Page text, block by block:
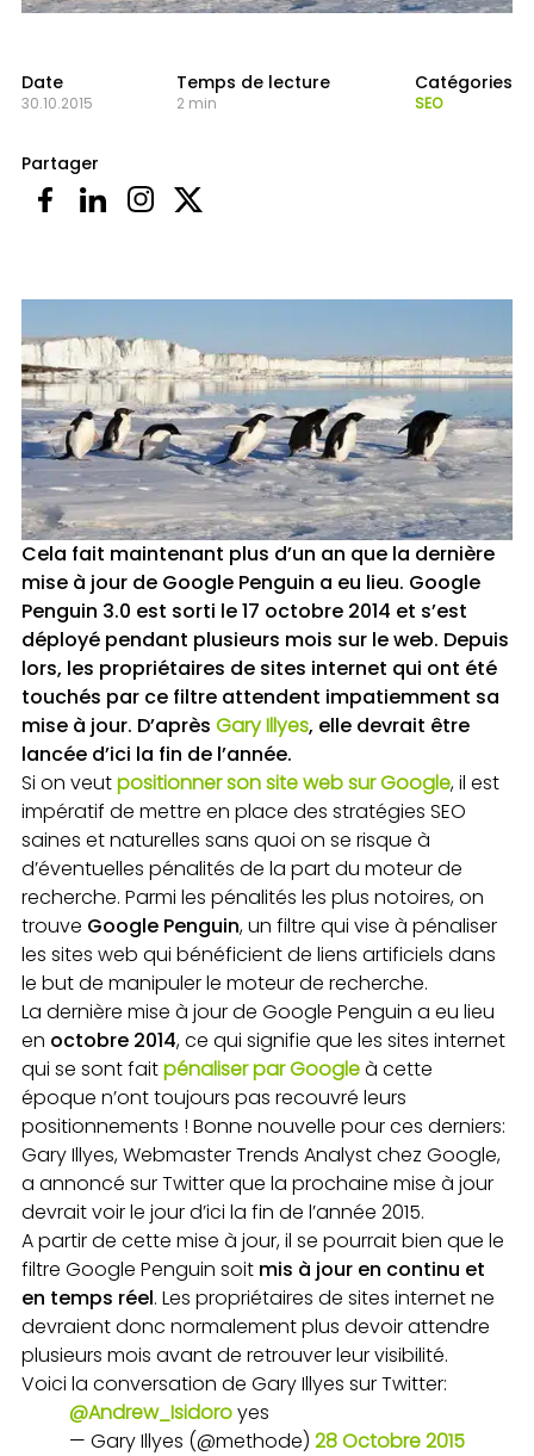
Date
30.10.2015
Temps de lecture
2 min
Catégories
SEO
Partager
Cela fait maintenant plus d’un an que la dernière
mise à jour de Google Penguin a eu lieu. Google
Penguin 3.0 est sorti le 17 octobre 2014 et s’est
déployé pendant plusieurs mois sur le web. Depuis
lors, les propriétaires de sites internet qui ont été
touchés par ce filtre attendent impatiemment sa
mise à jour. D’après Gary Illyes, elle devrait être
lancée d’ici la fin de l’année.
Si on veutpositionner son site web sur Google, il est
impératif de mettre en place des stratégies SEO
saines et naturelles sans quoi on se risque à
d’éventuelles pénalités de la part du moteur de
recherche. Parmi les pénalités les plus notoires, on
trouve Google Penguin, un filtre qui vise à pénaliser
les sites web qui bénéficient de liens artificiels dans
le but de manipuler le moteur de recherche.
La dernière mise à jour de Google Penguin a eu lieu
en octobre 2014, ce qui signifie que les sites internet
qui se sont faitpénaliser par Googleà cette
époque n’ont toujours pas recouvré leurs
positionnements ! Bonne nouvelle pour ces derniers:
Gary Illyes, Webmaster Trends Analyst chez Google,
a annoncé sur Twitter que la prochaine mise à jour
devrait voir le jour d’ici la fin de l’année 2015.
A partir de cette mise à jour, il se pourrait bien que le
filtre Google Penguin soit mis à jour en continu et
en temps réel. Les propriétaires de sites internet ne
devraient donc normalement plus devoir attendre
plusieurs mois avant de retrouver leur visibilité.
Voici la conversation de Gary Illyes sur Twitter:
@Andrew_Isidoroyes
— Gary Illyes (@methode) 28 Octobre 2015